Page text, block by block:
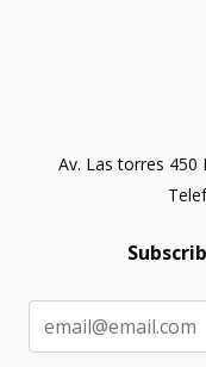
Av. Las torres 450